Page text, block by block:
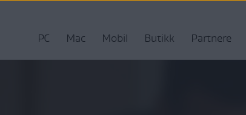
PC Mac Mobil Butikk Partnere